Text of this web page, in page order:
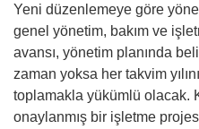
Yeni düzenlemeye göre
genel yönetim, bakım ve
avansı, yönetim planında
zaman yoksa her takvim
toplamakla yükümlü olacak.
onaylanmış bir işletme